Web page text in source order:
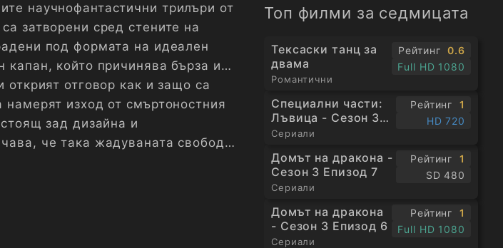
Топ филми за седмицата
Тексаски танц за
двама
Романтични
Рейтинг
0.6
Full HD 1080
Специални части:
Лъвица - Сезон 3
Епизод 1
Сериали
Рейтинг
1
HD 720
Домът на дракона -
Сезон 3 Епизод 7
Сериали
Рейтинг
1
SD 480
Домът на дракона
- Сезон 3 Епизод 6
Сериали
Рейтинг
1
Full HD 1080
научнофантастични трилъри от
затворени сред стените на
под формата на идеален
капан, който причинява бърза и
открият отговор как и защо са
изход от смъртоностния
зад дизайна и
че така жадуваната свобода